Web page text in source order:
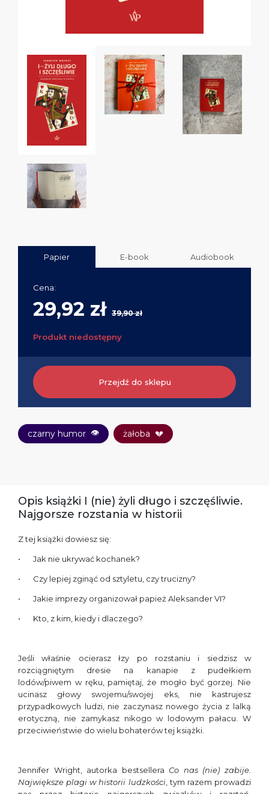
Papier E-book Audiobook
Cena:
29,92 zł 39,90 zł
Produkt niedostępny
Przejdź do sklepu
czarny humor 👁 żałoba 💔
Opis książki I (nie) żyli długo i szczęśliwie.
Najgorsze rozstania w historii
Z tej książki dowiesz się:
Jak nie ukrywać kochanek?
Czy lepiej zginąć od sztyletu, czy trucizny?
Jakie imprezy organizował papież Aleksander VI?
Kto, z kim, kiedy i dlaczego?
Jeśli właśnie ocierasz łzy po rozstaniu i siedzisz w
rozciągniętym dresie na kanapie z pudełkiem
lodów/piwem w ręku, pamiętaj, że mogło być gorzej. Nie
ucinasz głowy swojemu/swojej eks, nie kastrujesz
przypadkowych ludzi, nie zaczynasz nowego życia z lalką
erotyczną, nie zamykasz nikogo w lodowym pałacu. W
przeciwieństwie do wielu bohaterów tej książki.
Jennifer Wright, autorka bestselleraCo nas (nie) zabije.
Największe plagi w historii ludzkości, tym razem prowadzi